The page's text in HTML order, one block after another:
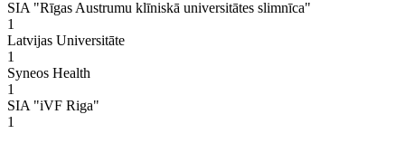
SIA "Rīgas Austrumu klīniskā universitātes slimnīca"
1
Latvijas Universitāte
1
Syneos Health
1
SIA "iVF Riga"
1